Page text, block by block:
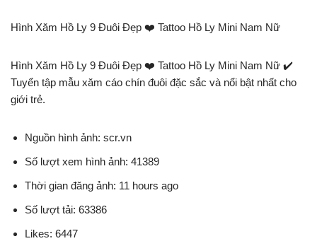
Hình Xăm Hồ Ly 9 Đuôi Đẹp ❤️ Tattoo Hồ Ly Mini Nam Nữ
Hình Xăm Hồ Ly 9 Đuôi Đẹp ❤️ Tattoo Hồ Ly Mini Nam Nữ ✔️
Tuyển tập mẫu xăm cáo chín đuôi đặc sắc và nổi bật nhất cho
giới trẻ.
Nguồn hình ảnh: scr.vn
Số lượt xem hình ảnh: 41389
Thời gian đăng ảnh: 11 hours ago
Số lượt tải: 63386
Likes: 6447